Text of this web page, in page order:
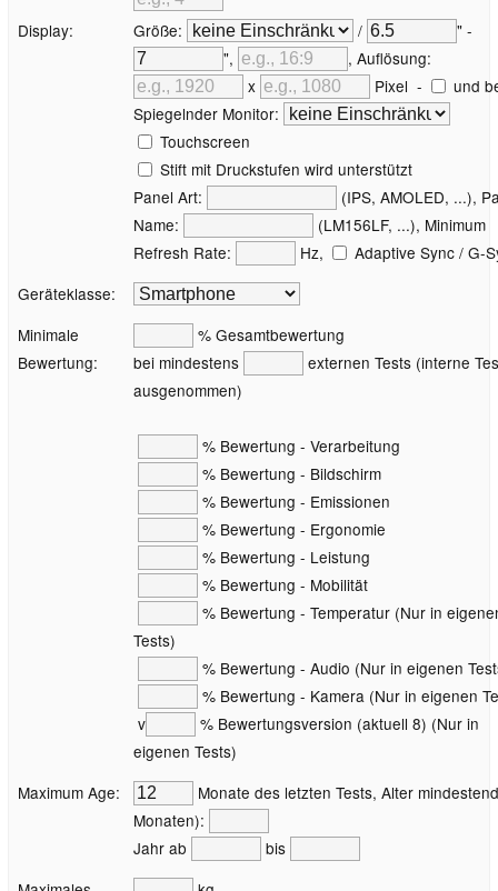
Display: Größe: /
" -
",
, Auflösung:
x
Pixel -
und
Spiegelnder Monitor:
Touchscreen
Stift mit Druckstufen wird unterstützt
Panel Art:
(IPS, AMOLED, ...),
Name:
(LM156LF, ...), Minimum
Refresh Rate:
Hz,
Adaptive Sync / G-
Geräteklasse:
Minimale
Bewertung:
% Gesamtbewertung
bei mindestens
externen Tests (interne
ausgenommen)
% Bewertung - Verarbeitung
% Bewertung - Bildschirm
% Bewertung - Emissionen
% Bewertung - Ergonomie
% Bewertung - Leistung
% Bewertung - Mobilität
% Bewertung - Temperatur (Nur in
Tests)
% Bewertung - Audio (Nur in eigenen
% Bewertung - Kamera (Nur in eigenen
v
% Bewertungsversion (aktuell 8) (Nur in
eigenen Tests)
Maximum Age:
Monate des letzten Tests, Alter
Monaten):
Jahr ab
bis